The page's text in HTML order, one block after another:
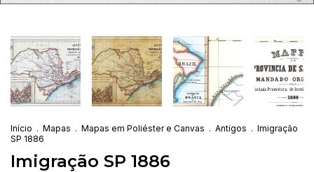
Início . Mapas . Mapas em Poliéster e Canvas . Antigos . Imigração
SP 1886
Imigração SP 1886